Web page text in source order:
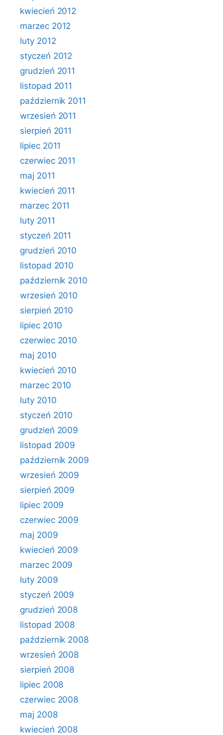
kwiecień 2012
marzec 2012
luty 2012
styczeń 2012
grudzień 2011
listopad 2011
październik 2011
wrzesień 2011
sierpień 2011
lipiec 2011
czerwiec 2011
maj 2011
kwiecień 2011
marzec 2011
luty 2011
styczeń 2011
grudzień 2010
listopad 2010
październik 2010
wrzesień 2010
sierpień 2010
lipiec 2010
czerwiec 2010
maj 2010
kwiecień 2010
marzec 2010
luty 2010
styczeń 2010
grudzień 2009
listopad 2009
październik 2009
wrzesień 2009
sierpień 2009
lipiec 2009
czerwiec 2009
maj 2009
kwiecień 2009
marzec 2009
luty 2009
styczeń 2009
grudzień 2008
listopad 2008
październik 2008
wrzesień 2008
sierpień 2008
lipiec 2008
czerwiec 2008
maj 2008
kwiecień 2008